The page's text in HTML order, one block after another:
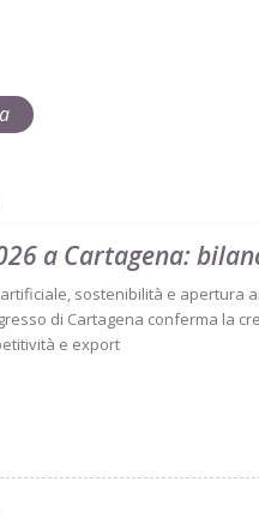
a Cartagena:
sostenibilità e apertura
di Cartagena conferma la
e export